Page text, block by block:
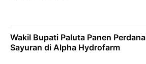
Wakil Bupati Paluta Panen Perdana
Sayuran di Alpha Hydrofarm